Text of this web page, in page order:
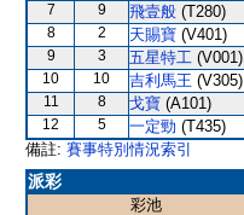
7 9 飛壹般 (T280)
8 2 天賜寶 (V401)
9 3 五星特工 (V001)
10 10 吉利馬王 (V305)
11 8 戈寶 (A101)
12 5 一定勁 (T435)
備註: 賽事特別情況索引
派彩
彩池